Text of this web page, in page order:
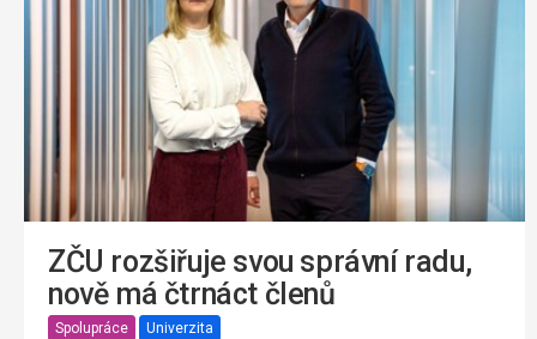
ZČU rozšiřuje svou správní radu,
nově má čtrnáct členů
Spolupráce Univerzita